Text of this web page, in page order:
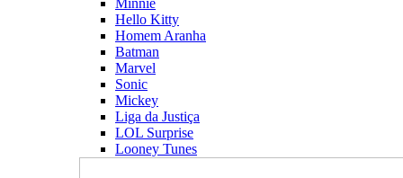
Minnie
Hello Kitty
Homem Aranha
Batman
Marvel
Sonic
Mickey
Liga da Justiça
LOL Surprise
Looney Tunes